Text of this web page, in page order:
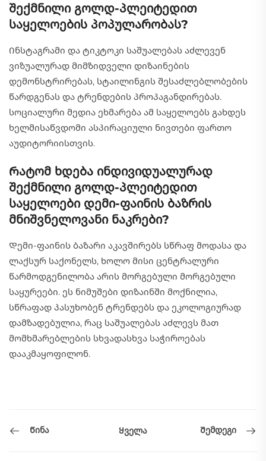
შექმნილი გოლდ-პლეიტედით
საყელოების პოპულარობას?
Ინსტაგრამი და ტიკტოკი საშუალებას აძლევენ
ვიზუალურად მიმზიდველი დიზაინების
დემონსტრირებას, სტაილინგის შესაძლებლობების
წარდგენას და ტრენდების პროპაგანდირებას.
სოციალური მედია ეხმარება ამ საყელოებს გახდეს
ხელმისაწვდომი ასპირაციული ნივთები ფართო
აუდიტორიისთვის.
Რატომ ხდება ინდივიდუალურად
შექმნილი გოლდ-პლეიტედით
საყელოები დემი-ფაინის ბაზრის
მნიშვნელოვანი ნაკრები?
Დემი-ფაინის ბაზარი აკავშირებს სწრაფ მოდასა და
ლაქსურ საქონელს, ხოლო მისი ცენტრალური
წარმოდგენილობა არის მორგებული მორგებული
საყურეები. ეს ნიმუშები დიზაინში მოქნილია,
სწრაფად პასუხობენ ტრენდებს და ეკოლოგიურად
დამზადებულია, რაც საშუალებას აძლევს მათ
მომხმარებლების სხვადასხვა საჭიროებას
დააკმაყოფილონ.
Წინა Ყველა Შემდეგი